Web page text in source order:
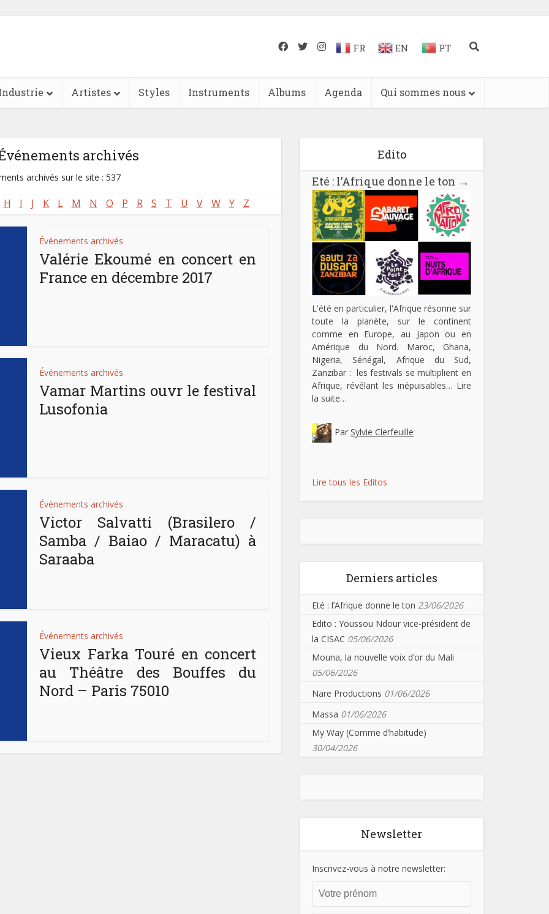
FR EN PT
Artistes Styles Instruments Albums Agenda Qui sommes nous
archivés
archivés sur le site : 537
H I J K L M N O P R S T U V W Y Z
Événements archivés
Valérie Ekoumé en concert en
France en décembre 2017
Événements archivés
Vamar Martins ouvr le festival
Lusofonia
Événements archivés
Victor Salvatti (Brasilero /
Samba / Baiao / Maracatu) à
Saraaba
Événements archivés
Vieux Farka Touré en concert
au Théâtre des Bouffes du
Nord – Paris 75010
Edito
Eté : l’Afrique donne le ton →
L'été en particulier, l'Afrique résonne sur
toute la planète, sur le continent
comme en Europe, au Japon ou en
Amérique du Nord. Maroc, Ghana,
Nigeria, Sénégal, Afrique du Sud,
Zanzibar : les festivals se multiplient en
Afrique, révélant les inépuisables… Lire
la suite…
Par Sylvie Clerfeuille
Lire tous les Editos
Derniers articles
Eté : l’Afrique donne le ton 23/06/2026
Edito : Youssou Ndour vice-président de
la CISAC 05/06/2026
Mouna, la nouvelle voix d’or du Mali
05/06/2026
Nare Productions 01/06/2026
Massa 01/06/2026
My Way (Comme d’habitude)
30/04/2026
Newsletter
Inscrivez-vous à notre newsletter: